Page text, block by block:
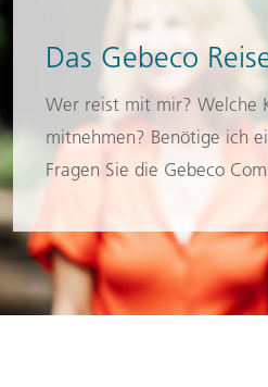
Das Gebeco
Wer reist mit mir? Welche
mitnehmen? Benötige ich
Fragen Sie die Gebeco